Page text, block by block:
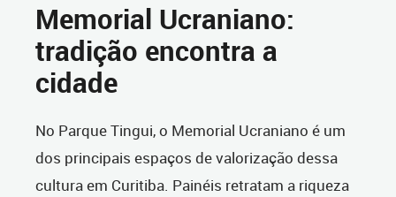
Memorial Ucraniano:
tradição encontra a
cidade
No Parque Tingui, o Memorial Ucraniano é um
dos principais espaços de valorização dessa
cultura em Curitiba. Painéis retratam a riqueza